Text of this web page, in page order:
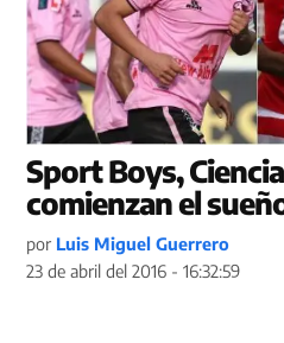
Sport Boys,
comienzan el
por Luis Miguel Guerrero
23 de abril del 2016 - 16:32:59